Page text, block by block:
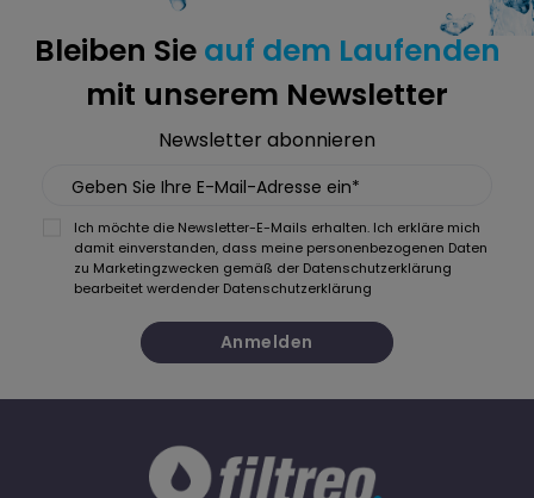
Bleiben Sie auf dem Laufenden
mit unserem Newsletter
Newsletter abonnieren
Geben Sie Ihre E-Mail-Adresse ein*
Ich möchte die Newsletter-E-Mails erhalten. Ich erkläre mich
damit einverstanden, dass meine personenbezogenen Daten
zu Marketingzwecken gemäß der Datenschutzerklärung
bearbeitet werdender Datenschutzerklärung
Anmelden